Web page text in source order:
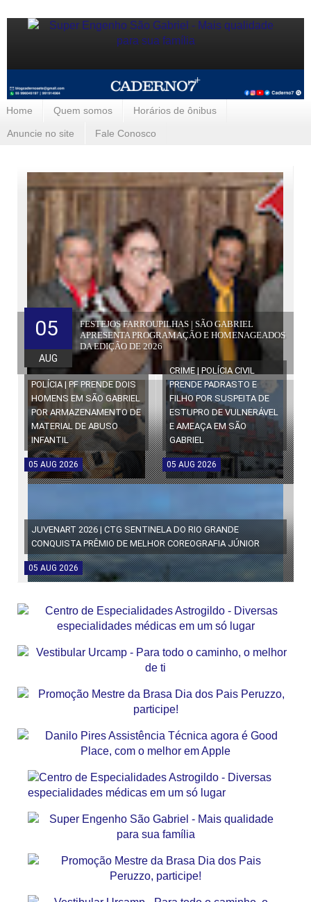
Home Quem somos Horários de ônibus
Anuncie no site Fale Conosco
FESTEJOS FARROUPILHAS | SÃO GABRIEL
APRESENTA PROGRAMAÇÃO E HOMENAGEADOS
DA EDIÇÃO DE 2026
05
AUG
POLÍCIA | PF PRENDE DOIS
HOMENS EM SÃO GABRIEL
POR ARMAZENAMENTO DE
MATERIAL DE ABUSO
INFANTIL
05 AUG 2026
CRIME | POLÍCIA CIVIL
PRENDE PADRASTO E
FILHO POR SUSPEITA DE
ESTUPRO DE VULNERÁVEL
E AMEAÇA EM SÃO
GABRIEL
05 AUG 2026
JUVENART 2026 | CTG SENTINELA DO RIO GRANDE
CONQUISTA PRÊMIO DE MELHOR COREOGRAFIA JÚNIOR
05 AUG 2026